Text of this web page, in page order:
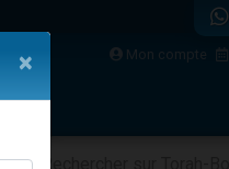
Mon compte
Divertissements
×